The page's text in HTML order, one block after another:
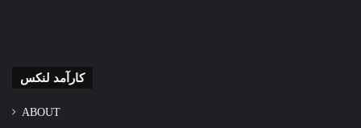
کارآمد لنکس
ABOUT